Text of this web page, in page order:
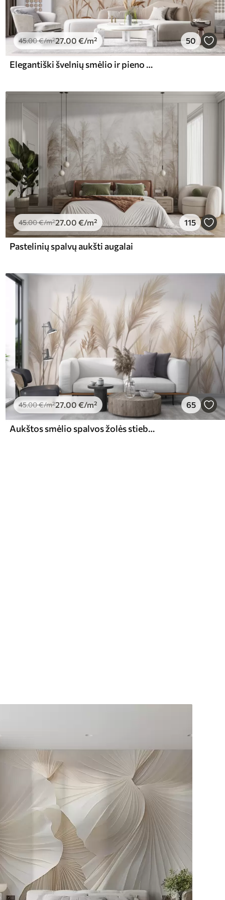
45.00€/m²27.00 €/m² 50
Elegantiški švelnių smėlio ir pieno atspalvių pampų žolės žiedai
45.00€/m²27.00 €/m² 115
Pastelinių spalvų aukšti augalai
45.00€/m²27.00 €/m² 65
Aukštos smėlio spalvos žolės stiebų spygliukai, siūbuojantys vėjyje, švelniame, šviesiame fone